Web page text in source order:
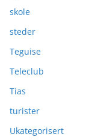
skole
steder
Teguise
Teleclub
Tias
turister
Ukategorisert